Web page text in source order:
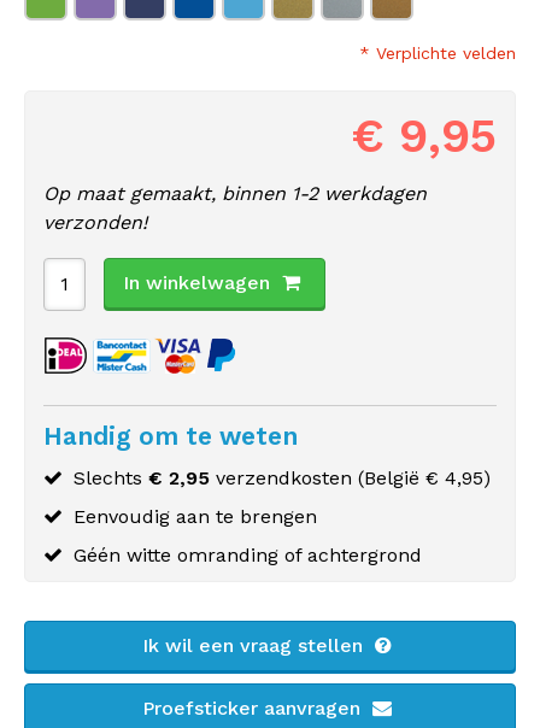
* Verplichte velden
€ 9,95
Op maat gemaakt, binnen 1-2 werkdagen
verzonden!
In winkelwagen
Handig om te weten
Slechts € 2,95 verzendkosten (België € 4,95)
Eenvoudig aan te brengen
Géén witte omranding of achtergrond
Ik wil een vraag stellen
Proefsticker aanvragen